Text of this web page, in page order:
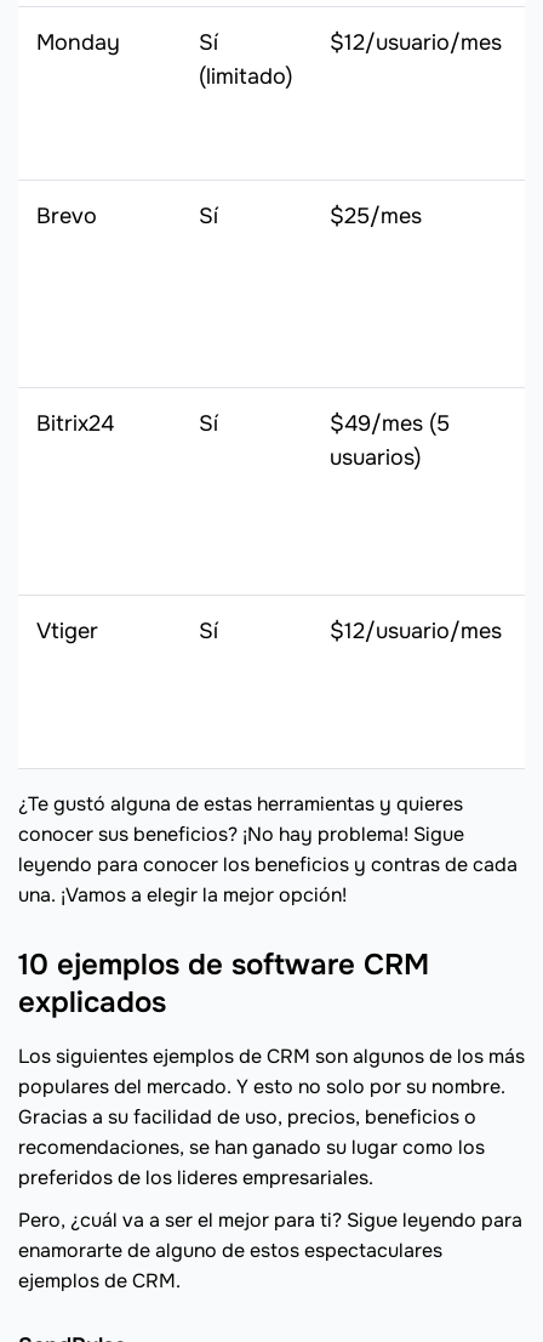
Monday
Sí
(limitado)
$12/usuario/mes
Brevo Sí $25/mes
Bitrix24 Sí
$49/mes (5
usuarios)
Vtiger Sí $12/usuario/mes
¿Te gustó alguna de estas herramientas y quieres
conocer sus beneficios? ¡No hay problema! Sigue
leyendo para conocer los beneficios y contras de cada
una. ¡Vamos a elegir la mejor opción!
10 ejemplos de software CRM
explicados
Los siguientes ejemplos de CRM son algunos de los más
populares del mercado. Y esto no solo por su nombre.
Gracias a su facilidad de uso, precios, beneficios o
recomendaciones, se han ganado su lugar como los
preferidos de los lideres empresariales.
Pero, ¿cuál va a ser el mejor para ti? Sigue leyendo para
enamorarte de alguno de estos espectaculares
ejemplos de CRM.